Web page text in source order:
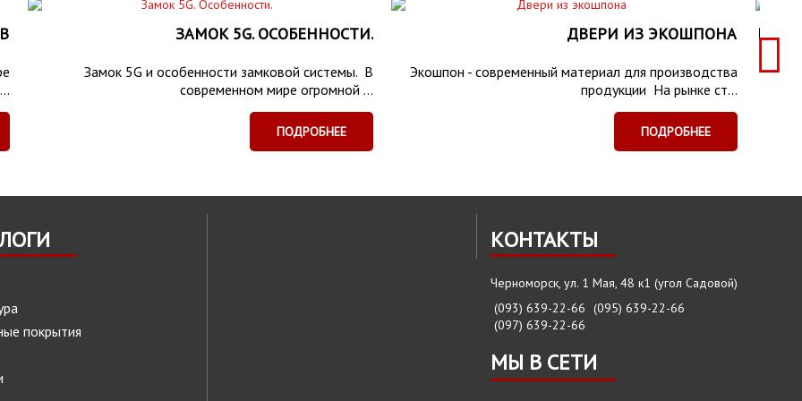
ЗАМОК 5G. ОСОБЕННОСТИ.
Замок 5G и особенности замковой системы. В
современном мире огромной ...
ПОДРОБНЕЕ
ДВЕРИ ИЗ ЭКОШПОНА
Экошпон - современный материал для производства
продукции На рынке ст...
ПОДРОБНЕЕ
покрытия
КОНТАКТЫ
Черноморск, ул. 1 Мая, 48 к1 (угол Садовой)
(093) 639-22-66 (095) 639-22-66
(097) 639-22-66
МЫ В СЕТИ